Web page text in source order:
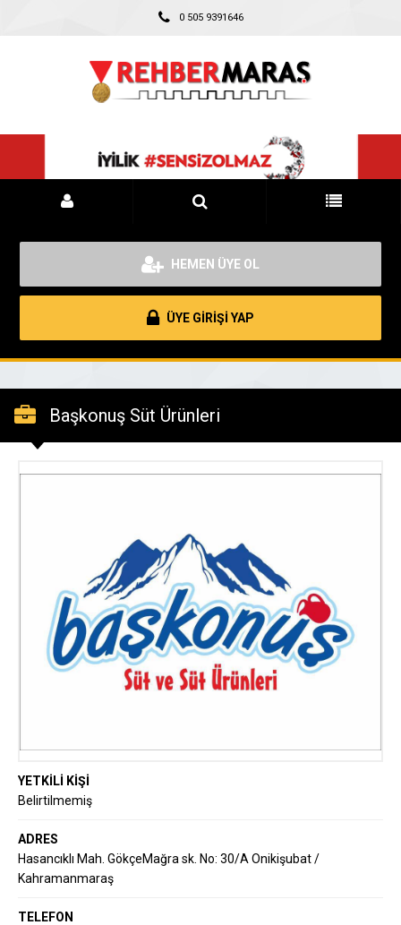
0 505 9391646
HEMEN ÜYE OL
ÜYE GİRİŞİ YAP
Başkonuş Süt Ürünleri
YETKİLİ KİŞİ
Belirtilmemiş
ADRES
Hasancıklı Mah. GökçeMağra sk. No: 30/A Onikişubat /
Kahramanmaraş
TELEFON